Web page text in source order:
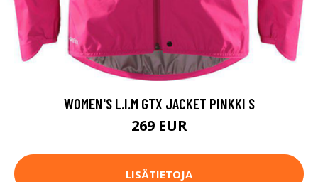
WOMEN'S L.I.M GTX JACKET PINKKI S
269 EUR
LISÄTIETOJA